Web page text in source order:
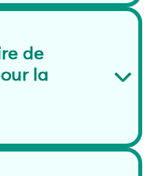
de
la